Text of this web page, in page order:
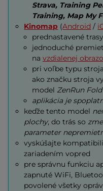
Strava, Training
Training, Map My
Kinomap (Android /
prednastavené
jednoduché
na vzdialenej
pri voľbe typu
ako značku stroja
model ZenRun
aplikácia je
keďže tento model
plochy, do trás so
parameter
vyskúšajte
zariadením vopred
pre správnu funkciu
zapnuté WiFi,
povolené všetky